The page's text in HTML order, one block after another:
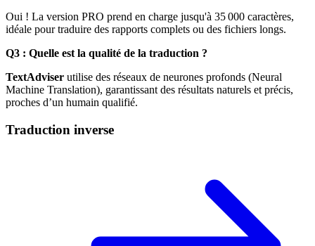
Oui ! La version PRO prend en charge jusqu'à 35 000 caractères,
idéale pour traduire des rapports complets ou des fichiers longs.
Q3 : Quelle est la qualité de la traduction ?
TextAdviser utilise des réseaux de neurones profonds (Neural
Machine Translation), garantissant des résultats naturels et précis,
proches d’un humain qualifié.
Traduction inverse